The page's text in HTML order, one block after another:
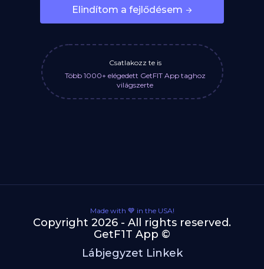
Elindítom a fejlődésem
Csatlakozz te is
Több 1000+ elégedett GetFIT App taghoz
világszerte
Made with 💙 in the USA!
Copyright 2026 - All rights reserved.
GetF1T App ©
Lábjegyzet Linkek